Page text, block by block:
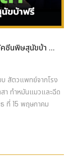
ซีนพิษสุนัขบ้า ...
สัตวแพทย์จากโรง
า ทำหมันแมวและฉีด
ที่ 15 พฤษภาคม